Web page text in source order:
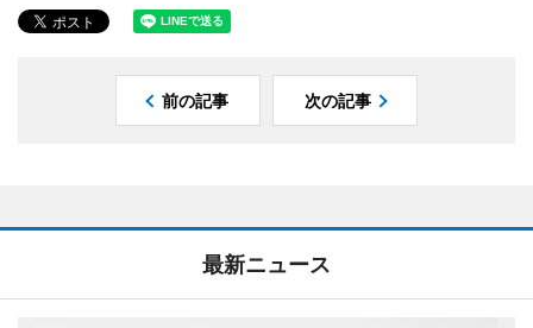
前の記事 次の記事
最新ニュース